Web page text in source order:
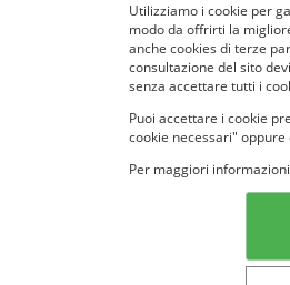
Utilizziamo i cookie per
modo da offrirti la
anche cookies di terze
consultazione del sito
senza accettare tutti i
Puoi accettare i cookie
cookie necessari"
Per maggiori